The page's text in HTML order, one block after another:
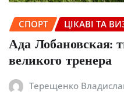
СПОРТ ЦІКАВІ ТА
Ада Лобановская:
великого тренера
Терещенко